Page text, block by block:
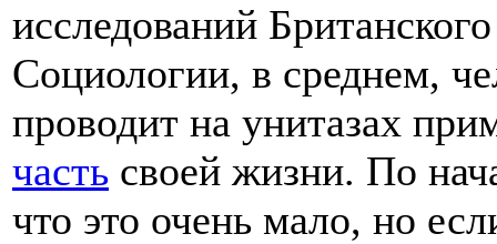
исследований
Социологии, в среднем,
проводит на унитазах
часть своей жизни. По
что это очень мало, но